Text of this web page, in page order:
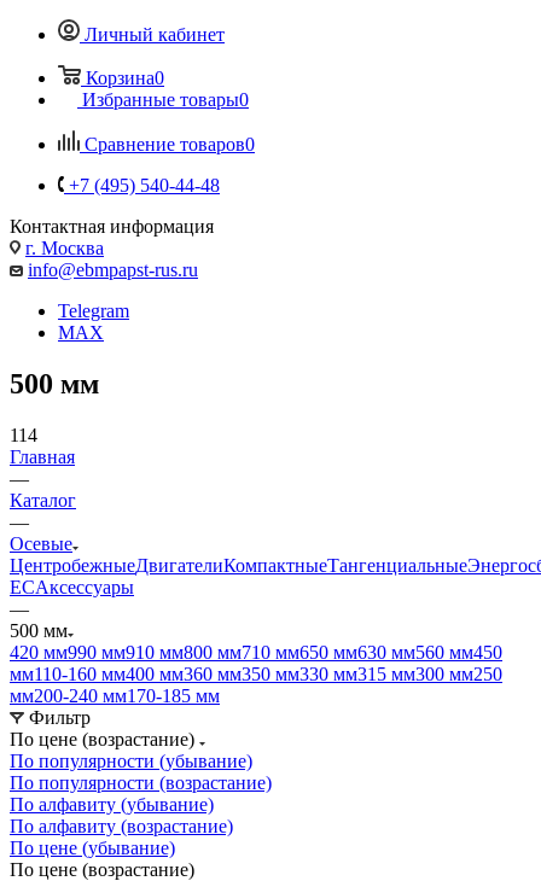
Личный кабинет
Корзина0
Избранные товары0
Сравнение товаров0
+7 (495) 540-44-48
Контактная информация
г. Москва
info@ebmpapst-rus.ru
Telegram
MAX
500 мм
114
Главная
—
Каталог
—
Осевые
ЦентробежныеДвигателиКомпактныеТангенциальные
ECАксессуары
—
500 мм
420 мм990 мм910 мм800 мм710 мм650 мм630 мм560 мм450
мм110-160 мм400 мм360 мм350 мм330 мм315 мм300 мм250
мм200-240 мм170-185 мм
Фильтр
По цене (возрастание)
По популярности (убывание)
По популярности (возрастание)
По алфавиту (убывание)
По алфавиту (возрастание)
По цене (убывание)
По цене (возрастание)